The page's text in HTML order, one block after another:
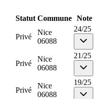
Statut Commune Note
Privé
Nice
06088
24/25
Privé
Nice
06088
21/25
Privé
Nice
06088
19/25